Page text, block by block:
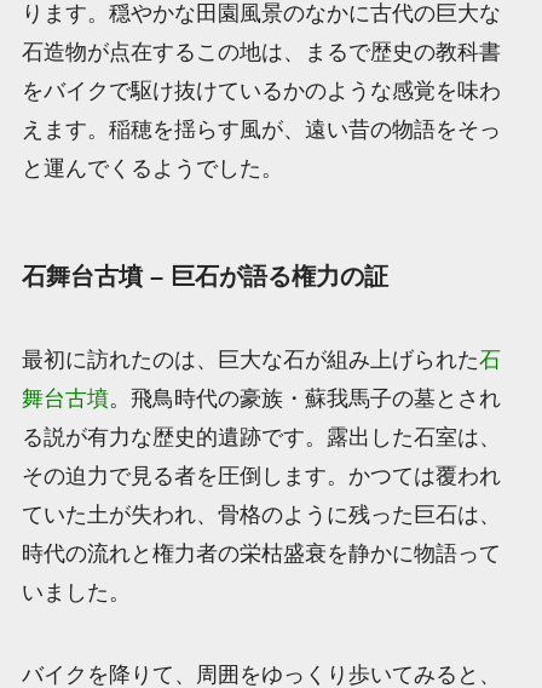
ります。穏やかな田園風景のなかに古代の巨大な
石造物が点在するこの地は、まるで歴史の教科書
をバイクで駆け抜けているかのような感覚を味わ
えます。稲穂を揺らす風が、遠い昔の物語をそっ
と運んでくるようでした。
石舞台古墳 – 巨石が語る権力の証
最初に訪れたのは、巨大な石が組み上げられた石
舞台古墳。飛鳥時代の豪族・蘇我馬子の墓とされ
る説が有力な歴史的遺跡です。露出した石室は、
その迫力で見る者を圧倒します。かつては覆われ
ていた土が失われ、骨格のように残った巨石は、
時代の流れと権力者の栄枯盛衰を静かに物語って
いました。
バイクを降りて、周囲をゆっくり歩いてみると、